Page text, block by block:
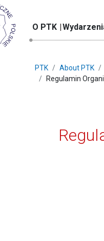
O PTK
PTK About PTK
Regulamin